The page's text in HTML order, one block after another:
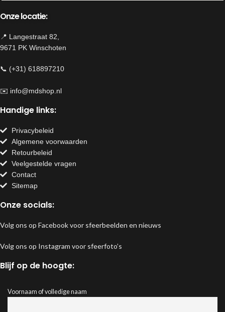
Onze locatie:
📍 Langestraat 82,
9671 PK Winschoten
📞 (+31) 618897210
✉️ info@mdshop.nl
Handige links:
Privacybeleid
Algemene voorwaarden
Retourbeleid
Veelgestelde vragen
Contact
Sitemap
Onze socials:
Volg ons op Facebook voor sfeerbeelden en nieuws
Volg ons op Instagram voor sfeerfoto’s
Blijf op de hoogte:
Voornaam of volledige naam